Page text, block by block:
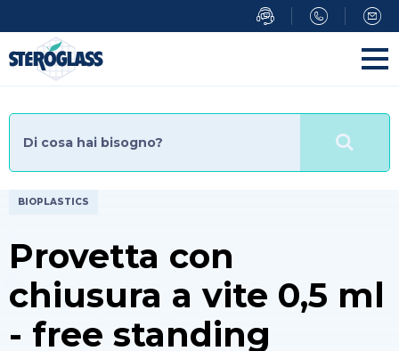
al
contenuto
principale
BIOPLASTICS
Provetta con
chiusura a vite 0,5 ml
- free standing